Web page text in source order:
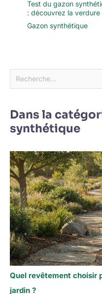
Test du gazon
: découvrez la
Gazon synthétique
Dans la
synthétique
Quel revêtement choisir
jardin ?